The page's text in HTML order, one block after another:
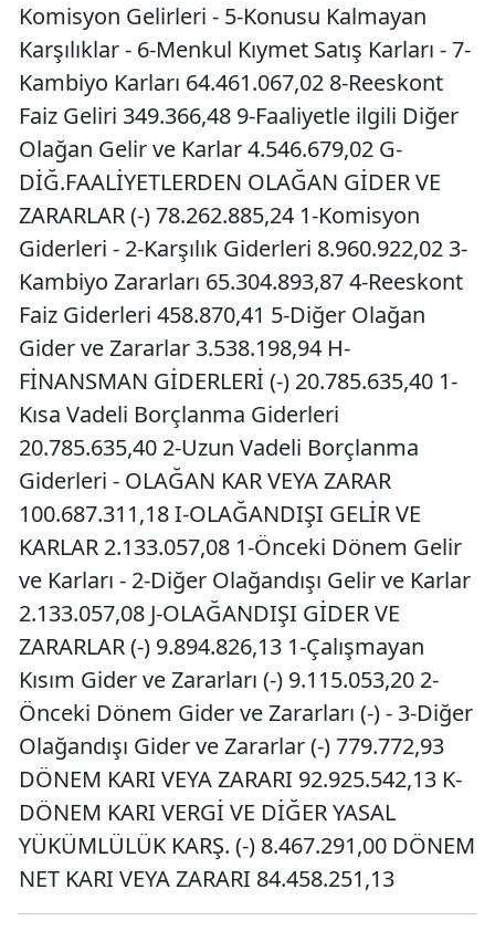
Komisyon Gelirleri - 5-Konusu Kalmayan
Karşılıklar - 6-Menkul Kıymet Satış Karları - 7-
Kambiyo Karları 64.461.067,02 8-Reeskont
Faiz Geliri 349.366,48 9-Faaliyetle ilgili Diğer
Olağan Gelir ve Karlar 4.546.679,02 G-
DİĞ.FAALİYETLERDEN OLAĞAN GİDER VE
ZARARLAR (-) 78.262.885,24 1-Komisyon
Giderleri - 2-Karşılık Giderleri 8.960.922,02 3-
Kambiyo Zararları 65.304.893,87 4-Reeskont
Faiz Giderleri 458.870,41 5-Diğer Olağan
Gider ve Zararlar 3.538.198,94 H-
FİNANSMAN GİDERLERİ (-) 20.785.635,40 1-
Kısa Vadeli Borçlanma Giderleri
20.785.635,40 2-Uzun Vadeli Borçlanma
Giderleri - OLAĞAN KAR VEYA ZARAR
100.687.311,18 I-OLAĞANDIŞI GELİR VE
KARLAR 2.133.057,08 1-Önceki Dönem Gelir
ve Karları - 2-Diğer Olağandışı Gelir ve Karlar
2.133.057,08 J-OLAĞANDIŞI GİDER VE
ZARARLAR (-) 9.894.826,13 1-Çalışmayan
Kısım Gider ve Zararları (-) 9.115.053,20 2-
Önceki Dönem Gider ve Zararları (-) - 3-Diğer
Olağandışı Gider ve Zararlar (-) 779.772,93
DÖNEM KARI VEYA ZARARI 92.925.542,13 K-
DÖNEM KARI VERGİ VE DİĞER YASAL
YÜKÜMLÜLÜK KARŞ. (-) 8.467.291,00 DÖNEM
NET KARI VEYA ZARARI 84.458.251,13